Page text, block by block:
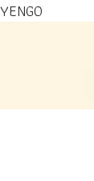
YENGO